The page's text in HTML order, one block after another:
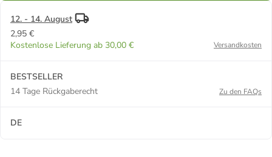
12. - 14. August
2,95 €
Kostenlose Lieferung ab 30,00 €
Versandkosten
BESTSELLER
14 Tage Rückgaberecht
Zu den FAQs
DE